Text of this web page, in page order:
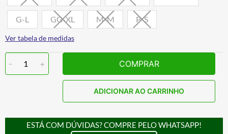
G-L GG-XL M-M P-S
Ver tabela de medidas
- 1 + COMPRAR
ADICIONAR AO CARRINHO
ESTÁ COM DÚVIDAS? COMPRE PELO WHATSAPP!